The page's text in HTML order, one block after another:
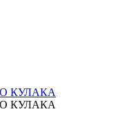
КУЛАКА
КУЛАКА